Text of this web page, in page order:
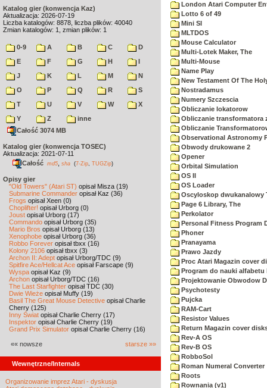
Katalog gier (konwencja Kaz)
Aktualizacja: 2026-07-19
Liczba katalogów: 8878, liczba plików: 40040
Zmian katalogów: 1, zmian plików: 1
0-9 A B C
D
E
F G H
I
J
K L M
N
O
P Q R
S
T
U V W
X
Y
Z
inne
Całość 3074 MB
Katalog gier (konwencja TOSEC)
Aktualizacja: 2021-07-11
Całość md5 sha (7-Zip TUGZip)
Opisy gier
"Old Towers" (Atari ST) opisał Misza (19)
Submarine Commander opisał Kaz (36)
Frogs opisał Xeen (0)
Choplifter! opisał Urborg (0)
Joust opisał Urborg (17)
Commando opisał Urborg (35)
Mario Bros opisał Urborg (13)
Xenophobe opisał Urborg (36)
Robbo Forever opisał tbxx (16)
Kolony 2106 opisał tbxx (3)
Archon II: Adept opisał Urborg/TDC (9)
Spitfire Ace/Hellcat Ace opisał Farscape (9)
Wyspa opisał Kaz (9)
Archon opisał Urborg/TDC (16)
The Last Starfighter opisał TDC (30)
Dwie Wieże opisał Muffy (19)
Basil The Great Mouse Detective opisał Charlie
Cherry (125)
Inny Świat opisał Charlie Cherry (17)
Inspektor opisał Charlie Cherry (19)
Grand Prix Simulator opisał Charlie Cherry (16)
«« nowsze starsze »»
Wewnętrzne/Internals
Organizowanie imprez Atari - dyskusja
London Atari Computer
Lotto 6 of 49
Mini SI
MLTDOS
Mouse Calculator
Multi-Lotek Maker, The
Multi-Mouse
Name Play
New Testament Of The
Nostradamus
Numery Szczescia
Obliczanie lokatorow
Obliczanie transformatora
Obliczanie
Observational Astronomy
Obwody drukowane 2
Opener
Orbital Simulation
OS II
OS Loader
Oscyloskop dwukanalowy
Page 6 Library, The
Perkolator
Personal Fitness Program
Phoner
Pranayama
Prawo Jazdy
Proc Atari Magazin cover
Program do nauki alfabetu
Projektowanie Obwodow
Psychotesty
Pujcka
RAM-Cart
Resistor Values
Return Magazin cover
Rev-A OS
Rev-B OS
RobboSol
Roman Numeral Converter
Roots
Rownania (v1)